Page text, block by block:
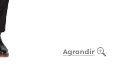
Agrandir